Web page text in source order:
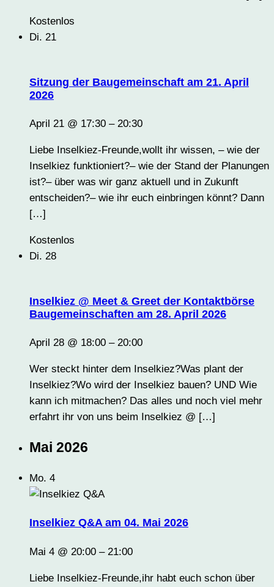
Kostenlos
Di. 21
Sitzung der Baugemeinschaft am 21. April
2026
April 21 @ 17:30 – 20:30
Liebe Inselkiez-Freunde,wollt ihr wissen, – wie der
Inselkiez funktioniert?– wie der Stand der Planungen
ist?– über was wir ganz aktuell und in Zukunft
entscheiden?– wie ihr euch einbringen könnt? Dann
[…]
Kostenlos
Di. 28
Inselkiez @ Meet & Greet der Kontaktbörse
Baugemeinschaften am 28. April 2026
April 28 @ 18:00 – 20:00
Wer steckt hinter dem Inselkiez?Was plant der
Inselkiez?Wo wird der Inselkiez bauen? UND Wie
kann ich mitmachen? Das alles und noch viel mehr
erfahrt ihr von uns beim Inselkiez @ […]
Mai 2026
Mo. 4
Inselkiez Q&A am 04. Mai 2026
Mai 4 @ 20:00 – 21:00
Liebe Inselkiez-Freunde,ihr habt euch schon über